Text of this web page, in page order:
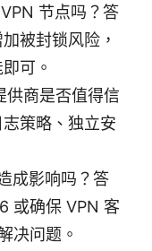
节点吗？答
被封锁风险，
可。
供商是否值得信
策略、独立安
成影响吗？答
或确保 VPN 客
决问题。